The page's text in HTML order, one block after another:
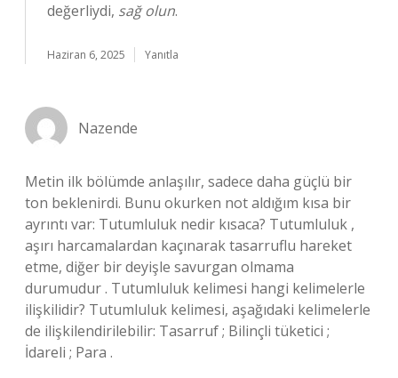
değerliydi, sağ olun.
Haziran 6, 2025 Yanıtla
Nazende
Metin ilk bölümde anlaşılır, sadece daha güçlü bir
ton beklenirdi. Bunu okurken not aldığım kısa bir
ayrıntı var: Tutumluluk nedir kısaca? Tutumluluk ,
aşırı harcamalardan kaçınarak tasarruflu hareket
etme, diğer bir deyişle savurgan olmama
durumudur . Tutumluluk kelimesi hangi kelimelerle
ilişkilidir? Tutumluluk kelimesi, aşağıdaki kelimelerle
de ilişkilendirilebilir: Tasarruf ; Bilinçli tüketici ;
İdareli ; Para .